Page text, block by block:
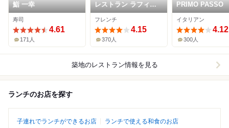
鮨 一幸
寿司
4.61
171人
レストラン ラフィナ
ージュ
フレンチ
4.15
370人
PRIMO PASSO
イタリアン
4.12
300人
築地のレストラン情報を見る
ランチのお店を探す
子連れでランチができるお店 ランチで使える和食のお店